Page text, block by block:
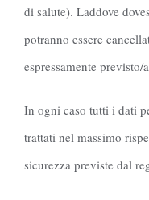
di salute). Laddove
potranno essere
espressamente
In ogni caso tutti i dati
trattati nel massimo
sicurezza previste dal